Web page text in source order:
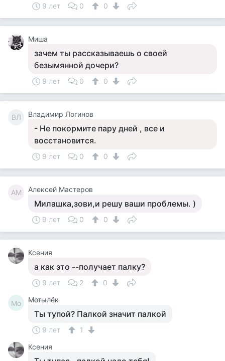
9 лет 0 0
Миша
зачем ты рассказываешь о своей
безымянной дочери?
9 лет 0 0
ВЛ Владимир Логинов
- Не покормите пару дней , все и
восстановится.
9 лет 0 0
АМ Алексей Мастеров
Милашка,зови,и решу ваши проблемы. )
9 лет 0 0
Ксения
а как это --получает палку?
9 лет 2 0
Мо Мотылёк
Ты тупой? Палкой значит палкой
9 лет
1
Ксения